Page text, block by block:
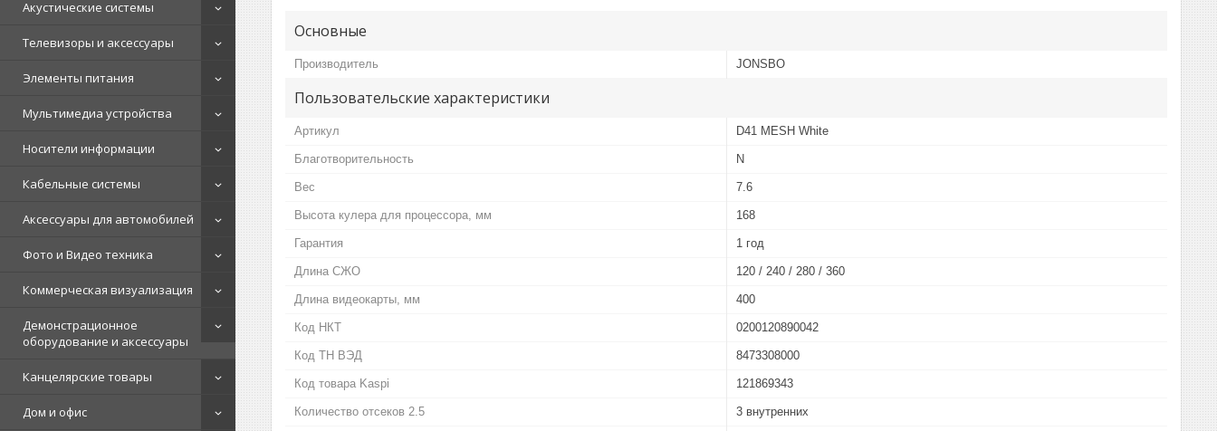
Акустические системы
Телевизоры и аксессуары
Элементы питания
Мультимедиа устройства
Носители информации
Кабельные системы
Аксессуары для автомобилей
Фото и Видео техника
Коммерческая визуализация
Демонстрационное
оборудование и аксессуары
Канцелярские товары
Дом и офис
Основные
Производитель JONSBO
Пользовательские характеристики
Артикул D41 MESH White
Благотворительность N
Вес 7.6
Высота кулера для процессора, мм 168
Гарантия 1 год
Длина СЖО 120 / 240 / 280 / 360
Длина видеокарты, мм 400
Код НКТ 0200120890042
Код ТН ВЭД 8473308000
Код товара Kaspi 121869343
Количество отсеков 2.5 3 внутренних